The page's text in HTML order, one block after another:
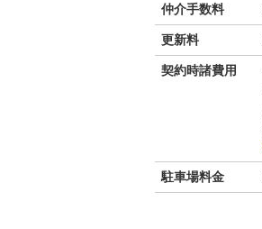
仲介手数料
更新料
契約時諸費用
駐車場料金